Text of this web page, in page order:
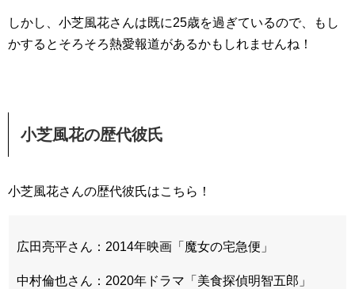
しかし、小芝風花さんは既に25歳を過ぎているので、もし
かするとそろそろ熱愛報道があるかもしれませんね！
小芝風花の歴代彼氏
小芝風花さんの歴代彼氏はこちら！
広田亮平さん：2014年映画「魔女の宅急便」
中村倫也さん：2020年ドラマ「美食探偵明智五郎」